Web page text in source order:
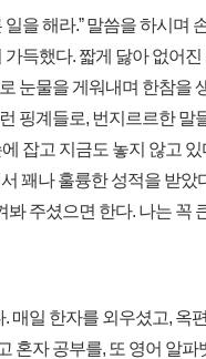
을 해라.ˮ 말씀을 하시며
득했다. 짧게 닳아 없어
눈물을 게워내며 한참을
핑계들로, 번지르르한 말
잡고 지금도 놓지 않고
꽤나 훌륭한 성적을 받았
주셨으면 한다. 나는 꼭
매일 한자를 외우셨고, 옥
혼자 공부를, 또 영어 알